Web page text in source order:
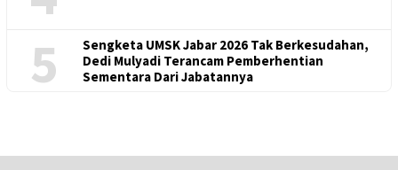
5
Sengketa UMSK Jabar 2026 Tak Berkesudahan,
Dedi Mulyadi Terancam Pemberhentian
Sementara Dari Jabatannya